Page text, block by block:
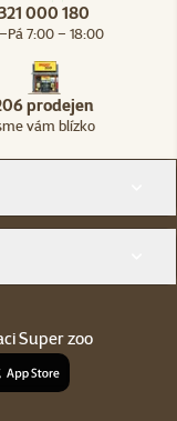
000 180
7:00 – 18:00
prodejen
vám blízko
Super zoo